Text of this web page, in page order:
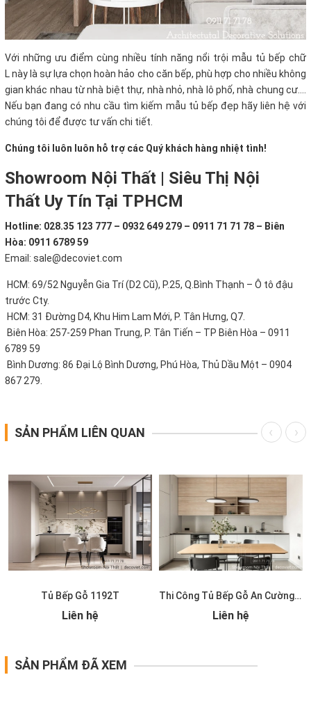
Với những ưu điểm cùng nhiều tính năng nổi trội mẫu tủ bếp chữ
L này là sự lựa chọn hoàn hảo cho căn bếp, phù hợp cho nhiều không
gian khác nhau từ nhà biệt thự, nhà nhỏ, nhà lô phố, nhà chung cư….
Nếu bạn đang có nhu cầu tìm kiếm mẫu tủ bếp đẹp hãy liên hệ với
chúng tôi để được tư vấn chi tiết.
Chúng tôi luôn luôn hỗ trợ các Quý khách hàng nhiệt tình!
Showroom Nội Thất | Siêu Thị Nội
Thất Uy Tín Tại TPHCM
Hotline: 028.35 123 777 – 0932 649 279 – 0911 71 71 78 – Biên
Hòa: 0911 6789 59
Email: sale@decoviet.com
HCM: 69/52 Nguyễn Gia Trí (D2 Cũ), P.25, Q.Bình Thạnh – Ô tô đậu
trước Cty.
HCM: 31 Đường D4, Khu Him Lam Mới, P. Tân Hưng, Q7.
Biên Hòa: 257-259 Phan Trung, P. Tân Tiến – TP Biên Hòa – 0911
6789 59
Bình Dương: 86 Đại Lộ Bình Dương, Phú Hòa, Thủ Dầu Một – 0904
867 279.
SẢN PHẨM LIÊN QUAN
Tủ Bếp Gỗ 1192T
Liên hệ
Thi Công Tủ Bếp Gỗ An Cường 1191T
Liên hệ
SẢN PHẨM ĐÃ XEM